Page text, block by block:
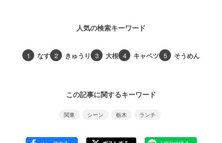
人気の検索キーワード
1 なす 2 きゅうり 3 大根 4 キャベツ 5 そうめん
この記事に関するキーワード
関東 シーン 栃木 ランチ